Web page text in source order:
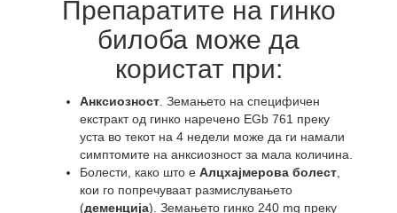
Препаратите на гинко
билоба може да
користат при:
Анксиозност. Земањето на специфичен
екстракт од гинко наречено EGb 761 преку
уста во текот на 4 недели може да ги намали
симптомите на анксиозност за мала количина.
Болести, како што е Алцхајмерова болест,
кои го попречуваат размислувањето
(деменција). Земањето гинко 240 mg преку